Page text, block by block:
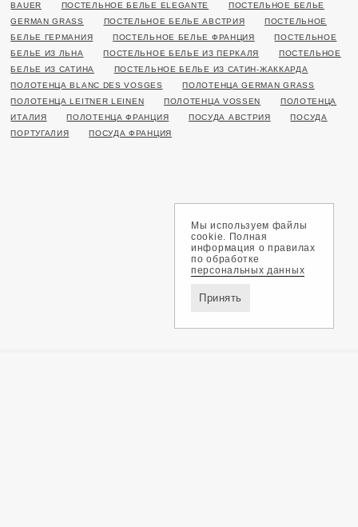
BAUER
ПОСТЕЛЬНОЕ БЕЛЬЕ ELEGANTE
ПОСТЕЛЬНОЕ БЕЛЬЕ
GERMAN GRASS
ПОСТЕЛЬНОЕ БЕЛЬЕ АВСТРИЯ
ПОСТЕЛЬНОЕ
БЕЛЬЕ ГЕРМАНИЯ
ПОСТЕЛЬНОЕ БЕЛЬЕ ФРАНЦИЯ
ПОСТЕЛЬНОЕ
БЕЛЬЕ ИЗ ЛЬНА
ПОСТЕЛЬНОЕ БЕЛЬЕ ИЗ ПЕРКАЛЯ
ПОСТЕЛЬНОЕ
БЕЛЬЕ ИЗ САТИНА
ПОСТЕЛЬНОЕ БЕЛЬЕ ИЗ САТИН-ЖАККАРДА
ПОЛОТЕНЦА BLANC DES VOSGES
ПОЛОТЕНЦА GERMAN GRASS
ПОЛОТЕНЦА LEITNER LEINEN
ПОЛОТЕНЦА VOSSEN
ПОЛОТЕНЦА
ИТАЛИЯ
ПОЛОТЕНЦА ФРАНЦИЯ ПОСУДА АВСТРИЯ
ПОСУДА
ПОРТУГАЛИЯ
ПОСУДА ФРАНЦИЯ
Мы используем файлы
cookie. Полная
информация о правилах
по обработке
персональных данных
Принять